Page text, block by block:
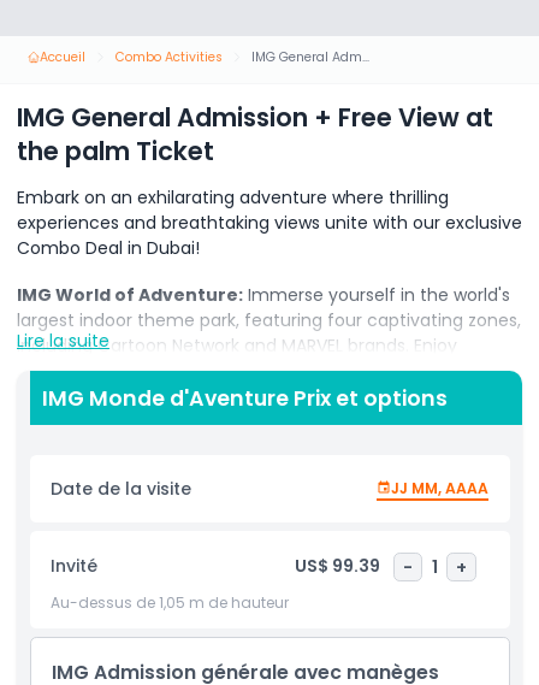
Accueil Combo Activities IMG General Admission + Free View at the palm Ticket
IMG General Admission + Free View at
the palm Ticket
Embark on an exhilarating adventure where thrilling
experiences and breathtaking views unite with our exclusive
Combo Deal in Dubai!
IMG World of Adventure: Immerse yourself in the world's
largest indoor theme park, featuring four captivating zones,
including Cartoon Network and MARVEL brands. Enjoy
adrenaline-pumping roller coasters, awe-inspiring
attractions, and world-firsts, promising an unforgettable
day filled with excitement for all ages.
Palm Tower's 52nd level and enjoy panoramic 360-degree
terrace and premium lounge, creating an unparalleled
perspective on this magnificent destination.
Book your Combo Deal now and embark on a journey that
seamlessly blends the excitement of IMG World of
Lire la suite
IMG Monde d'Aventure Prix et options
Date de la visite JJ MM, AAAA
Invité US$ 99.39 - 1 +
Au-dessus de 1,05 m de hauteur
IMG Admission générale avec manèges